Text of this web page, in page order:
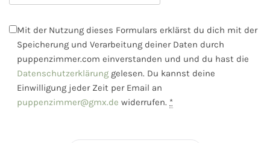
Mit der Nutzung dieses Formulars erklärst du dich mit der
Speicherung und Verarbeitung deiner Daten durch
puppenzimmer.com einverstanden und und du hast die
Datenschutzerklärung gelesen. Du kannst deine
Einwilligung jeder Zeit per Email an
puppenzimmer@gmx.de widerrufen. *